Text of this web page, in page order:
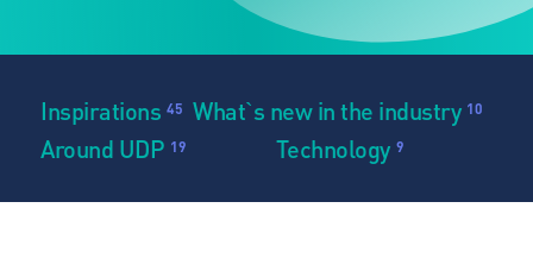
Inspirations 45 What`s new in the industry 10
Around UDP 19 Technology 9